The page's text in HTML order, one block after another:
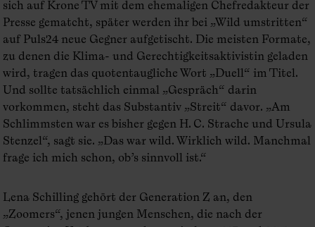
sich auf Krone TV mit dem ehemaligen Chefredakteur der
Presse gematcht, später werden ihr bei „Wild umstritten“
auf Puls24 neue Gegner aufgetischt. Die meisten Formate,
zu denen die Klima- und Gerechtigkeitsaktivistin geladen
wird, tragen das quotentaugliche Wort „Duell“ im Titel.
Und sollte tatsächlich einmal „Gespräch“ darin
vorkommen, steht das Substantiv „Streit“ davor. „Am
Schlimmsten war es bisher gegen H. C. Strache und Ursula
Stenzel“, sagt sie. „Das war wild. Wirklich wild. Manchmal
frage ich mich schon, ob’s sinnvoll ist.“
Lena Schilling gehört der Generation Z an, den
„Zoomers“, jenen jungen Menschen, die nach der